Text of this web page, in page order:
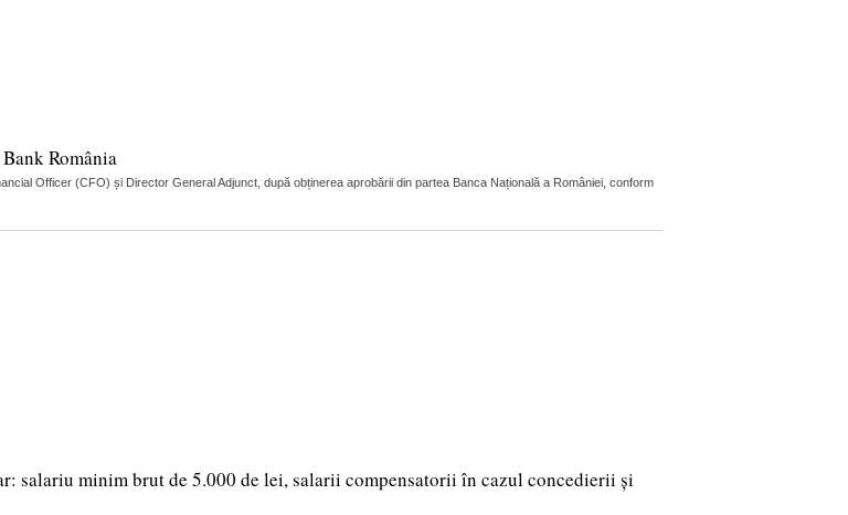
România
Officer (CFO) și Director General Adjunct, după obținerea aprobării din partea Banca Națională a României, conform
salariu minim brut de 5.000 de lei, salarii compensatorii în cazul concedierii și